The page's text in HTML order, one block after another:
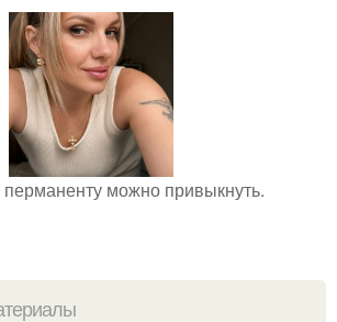
перманенту можно привыкнуть.